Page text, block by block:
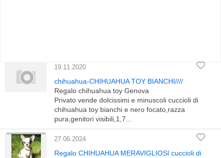
19.11.2020
chihuahua-CHIHUAHUA TOY BIANCHI////
Regalo chihuahua toy Genova
Privato vende dolcissimi e minuscoli cuccioli di
chihuahua toy bianchi e nero focato,razza
pura,genitori visibili,1,7...
27.06.2024
Regalo CHIHUAHUA MERAVIGLIOSI cuccioli di